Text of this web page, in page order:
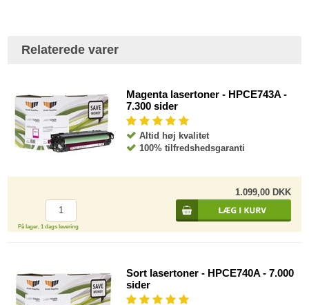
Relaterede varer
Magenta lasertoner - HPCE743A -
7.300 sider
Altid høj kvalitet
100% tilfredshedsgaranti
1.099,00 DKK
På lager, 1 dags levering
Sort lasertoner - HPCE740A - 7.000
sider